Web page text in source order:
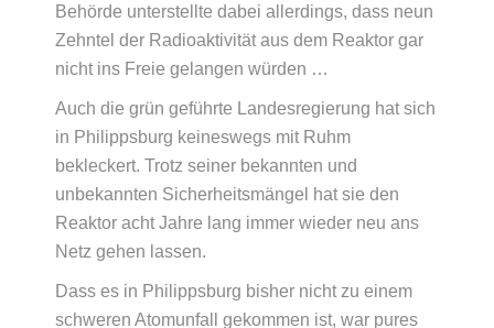
Behörde unterstellte dabei allerdings, dass neun
Zehntel der Radioaktivität aus dem Reaktor gar
nicht ins Freie gelangen würden …
Auch die grün geführte Landesregierung hat sich
in Philippsburg keineswegs mit Ruhm
bekleckert. Trotz seiner bekannten und
unbekannten Sicherheitsmängel hat sie den
Reaktor acht Jahre lang immer wieder neu ans
Netz gehen lassen.
Dass es in Philippsburg bisher nicht zu einem
schweren Atomunfall gekommen ist, war pures